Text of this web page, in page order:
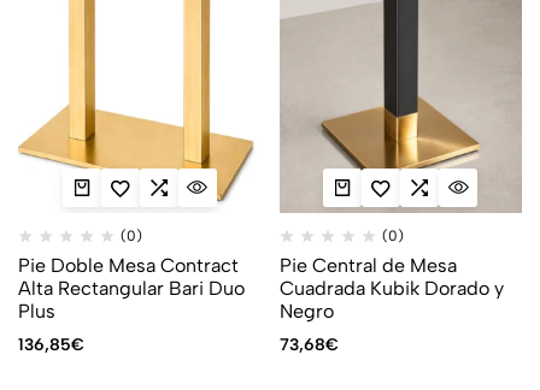
(0)
Pie Doble Mesa Contract
Alta Rectangular Bari Duo
Plus
136,85€
(0)
Pie Central de Mesa
Cuadrada Kubik Dorado y
Negro
73,68€